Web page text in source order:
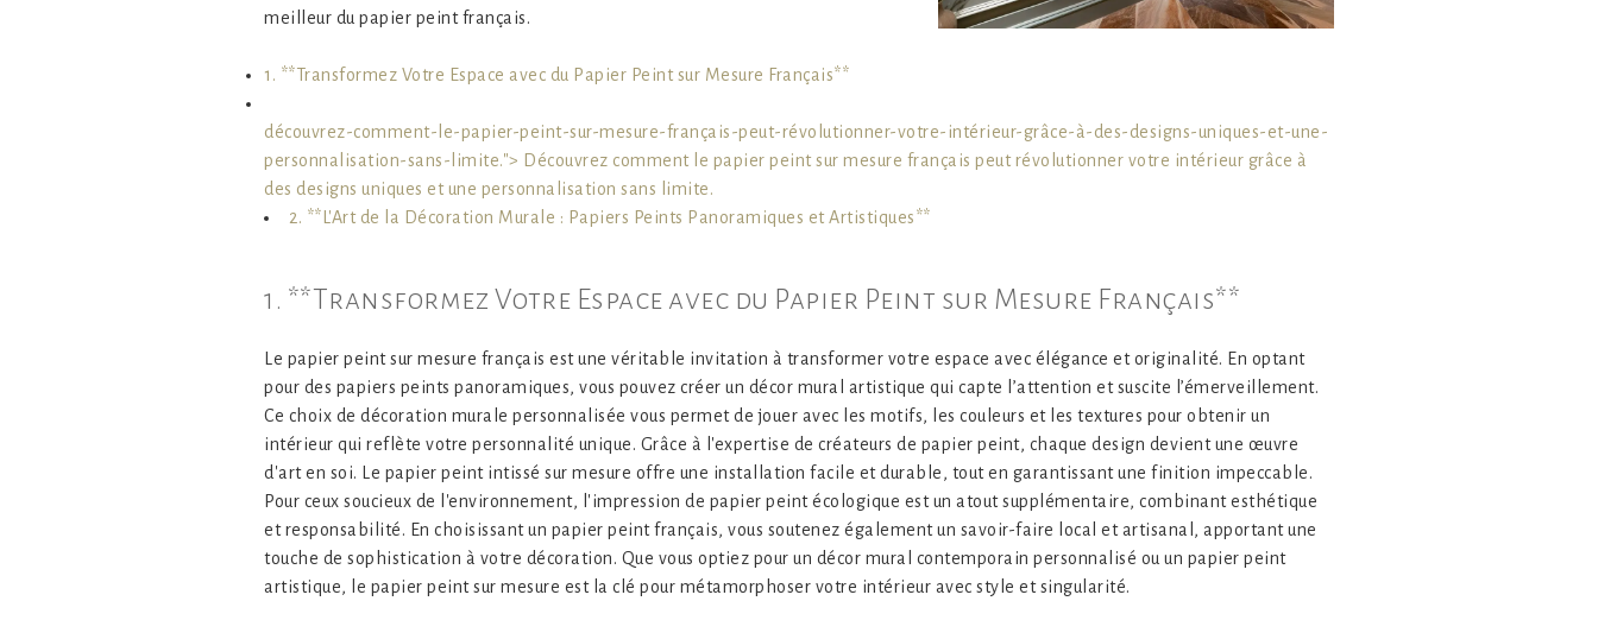
meilleur du papier peint français.
1. **Transformez Votre Espace avec du Papier Peint sur Mesure Français**
découvrez-comment-le-papier-peint-sur-mesure-français-peut-révolutionner-votre-intérieur-grâce-à-des-designs-uniques-et-une-
personnalisation-sans-limite."> Découvrez comment le papier peint sur mesure français peut révolutionner votre intérieur grâce à
des designs uniques et une personnalisation sans limite.
2. **L'Art de la Décoration Murale : Papiers Peints Panoramiques et Artistiques**
1. **Transformez Votre Espace avec du Papier Peint sur Mesure Français**
Le papier peint sur mesure français est une véritable invitation à transformer votre espace avec élégance et originalité. En optant
pour des papiers peints panoramiques, vous pouvez créer un décor mural artistique qui capte l’attention et suscite l’émerveillement.
Ce choix de décoration murale personnalisée vous permet de jouer avec les motifs, les couleurs et les textures pour obtenir un
intérieur qui reflète votre personnalité unique. Grâce à l'expertise de créateurs de papier peint, chaque design devient une œuvre
d'art en soi. Le papier peint intissé sur mesure offre une installation facile et durable, tout en garantissant une finition impeccable.
Pour ceux soucieux de l'environnement, l'impression de papier peint écologique est un atout supplémentaire, combinant esthétique
et responsabilité. En choisissant un papier peint français, vous soutenez également un savoir-faire local et artisanal, apportant une
touche de sophistication à votre décoration. Que vous optiez pour un décor mural contemporain personnalisé ou un papier peint
artistique, le papier peint sur mesure est la clé pour métamorphoser votre intérieur avec style et singularité.